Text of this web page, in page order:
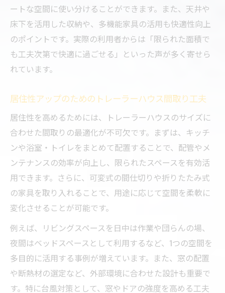
ートな空間に使い分けることができます。また、天井や
床下を活用した収納や、多機能家具の活用も快適性向上
のポイントです。実際の利用者からは「限られた面積で
も工夫次第で快適に過ごせる」といった声が多く寄せら
れています。
居住性アップのためのトレーラーハウス間取り工夫
居住性を高めるためには、トレーラーハウスのサイズに
合わせた間取りの最適化が不可欠です。まずは、キッチ
ンや浴室・トイレをまとめて配置することで、配管やメ
ンテナンスの効率が向上し、限られたスペースを有効活
用できます。さらに、可変式の間仕切りや折りたたみ式
の家具を取り入れることで、用途に応じて空間を柔軟に
変化させることが可能です。
例えば、リビングスペースを日中は作業や団らんの場、
夜間はベッドスペースとして利用するなど、1つの空間を
多目的に活用する事例が増えています。また、窓の配置
や断熱材の選定など、外部環境に合わせた設計も重要で
す。特に台風対策として、窓やドアの強度を高める工夫